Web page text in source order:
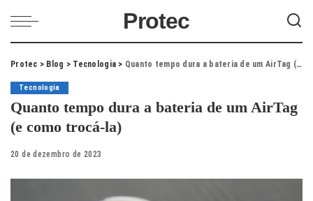
Protec
Protec > Blog > Tecnologia > Quanto tempo dura a bateria de um AirTag (e como trocá-la)
Tecnologia
Quanto tempo dura a bateria de um AirTag
(e como trocá-la)
20 de dezembro de 2023